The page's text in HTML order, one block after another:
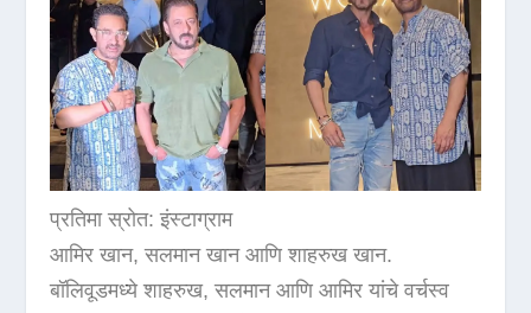
प्रतिमा स्रोत: इंस्टाग्राम
आमिर खान, सलमान खान आणि शाहरुख खान.
बॉलिवूडमध्ये शाहरुख, सलमान आणि आमिर यांचे वर्चस्व